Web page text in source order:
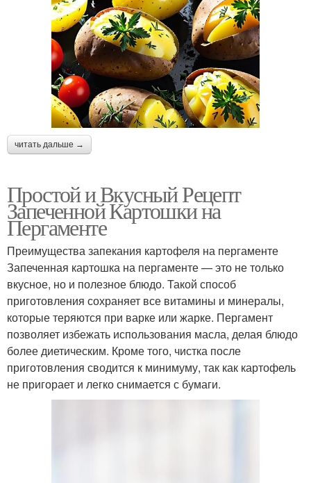
читать дальше →
Простой и Вкусный Рецепт
Запеченной Картошки на
Пергаменте
Преимущества запекания картофеля на пергаменте
Запеченная картошка на пергаменте — это не только
вкусное, но и полезное блюдо. Такой способ
приготовления сохраняет все витамины и минералы,
которые теряются при варке или жарке. Пергамент
позволяет избежать использования масла, делая блюдо
более диетическим. Кроме того, чистка после
приготовления сводится к минимуму, так как картофель
не пригорает и легко снимается с бумаги.